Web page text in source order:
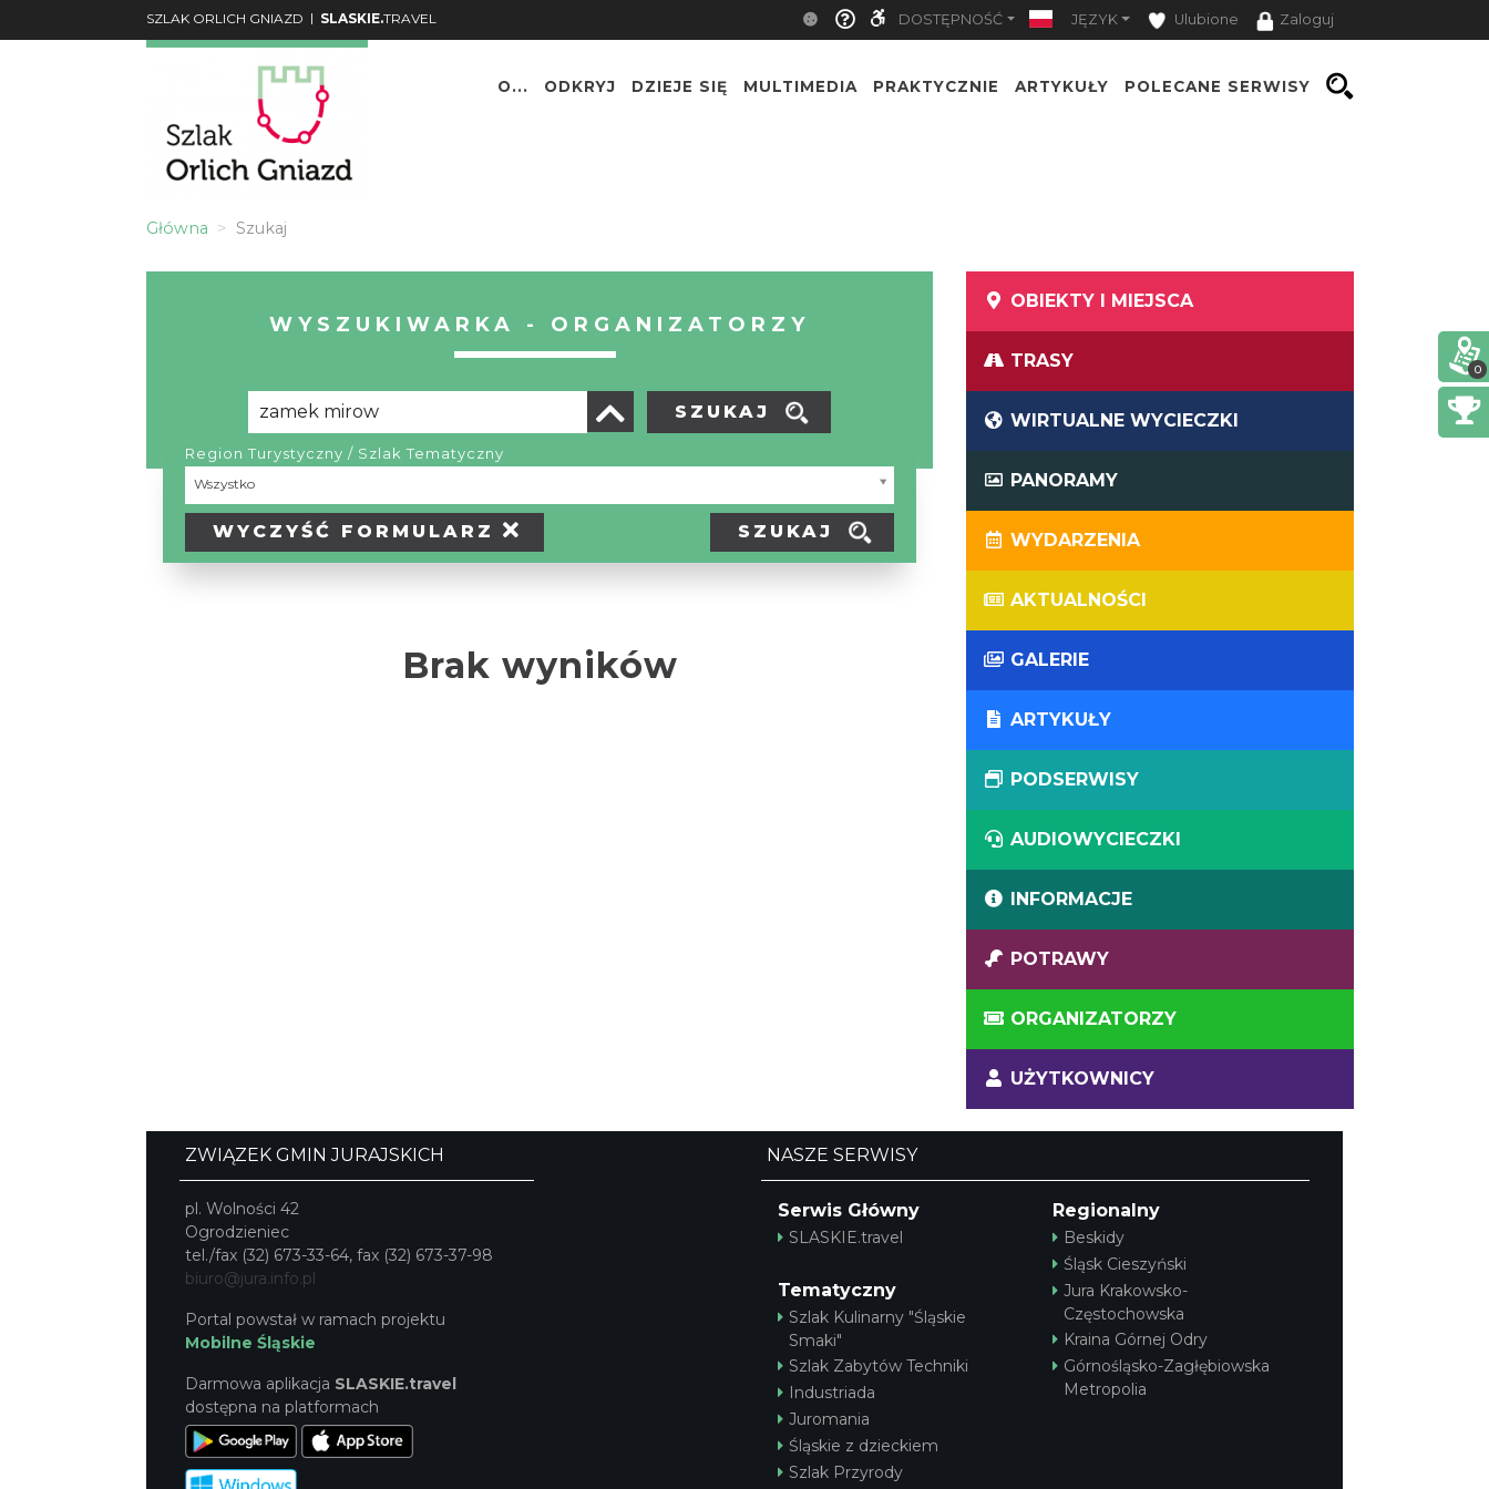
SZLAK ORLICH GNIAZD | SLASKIE.TRAVEL DOSTĘPNOŚĆ JĘZYK Ulubione Zaloguj
O... ODKRYJ DZIEJE SIĘ MULTIMEDIA PRAKTYCZNIE ARTYKUŁY POLECANE SERWISY
Główna Szukaj
WYSZUKIWARKA - ORGANIZATORZY
Region Turystyczny / Szlak Tematyczny
Wszystko
Region
Turystyczny
/
Szlak
Tematyczny
WYCZYŚĆ FORMULARZ SZUKAJ
SZUKAJ
Brak wyników
OBIEKTY I MIEJSCA
TRASY
WIRTUALNE WYCIECZKI
PANORAMY
WYDARZENIA
AKTUALNOŚCI
GALERIE
ARTYKUŁY
PODSERWISY
AUDIOWYCIECZKI
INFORMACJE
POTRAWY
ORGANIZATORZY
UŻYTKOWNICY
ZWIĄZEK GMIN JURAJSKICH
pl. Wolności 42
Ogrodzieniec
tel./fax (32) 673-33-64, fax (32) 673-37-98
biuro@jura.info.pl
Portal powstał w ramach projektu
Mobilne Śląskie
Darmowa aplikacja SLASKIE.travel
dostępna na platformach
NASZE SERWISY
Serwis Główny
SLASKIE.travel
Tematyczny
Szlak Kulinarny "Śląskie
Smaki"
Szlak Zabytów Techniki
Industriada
Juromania
Śląskie z dzieckiem
Szlak Przyrody
Regionalny
Beskidy
Śląsk Cieszyński
Jura Krakowsko-
Częstochowska
Kraina Górnej Odry
Górnośląsko-Zagłębiowska
Metropolia
0